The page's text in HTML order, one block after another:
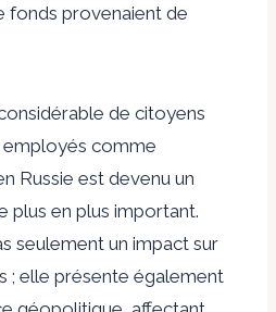
fonds provenaient de
de citoyens
employés comme
Russie est devenu un
plus en plus important.
seulement un impact sur
; elle présente également